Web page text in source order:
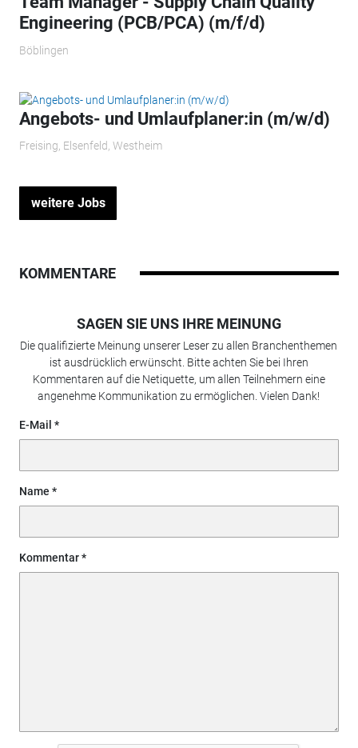
Engineering (PCB/PCA) (m/f/d)
Böblingen
Angebots- und Umlaufplaner:in (m/w/d)
Freising, Elsenfeld, Westheim
weitere Jobs
KOMMENTARE
SAGEN SIE UNS IHRE MEINUNG
Die qualifizierte Meinung unserer Leser zu allen Branchenthemen
ist ausdrücklich erwünscht. Bitte achten Sie bei Ihren
Kommentaren auf die Netiquette, um allen Teilnehmern eine
angenehme Kommunikation zu ermöglichen. Vielen Dank!
E-Mail
Name
Kommentar